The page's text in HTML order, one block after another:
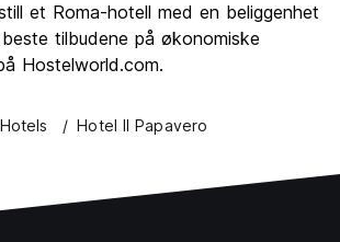
7.7
et Roma-hotell med en beliggenhet
tilbudene på økonomiske
Hostelworld.com.
Hotel Il Papavero